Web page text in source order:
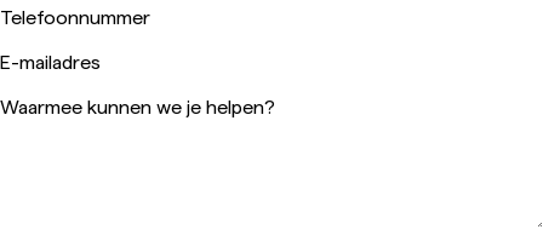
Telefoonnummer
E-mailadres
Waarmee kunnen we je helpen?